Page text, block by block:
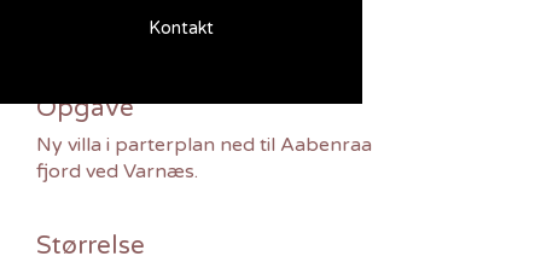
Kontakt
Aabenraa
Opgave
Ny villa i parterplan ned til Aabenraa
fjord ved Varnæs.
Størrelse